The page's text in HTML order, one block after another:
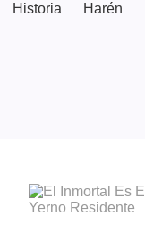
Historia Harén